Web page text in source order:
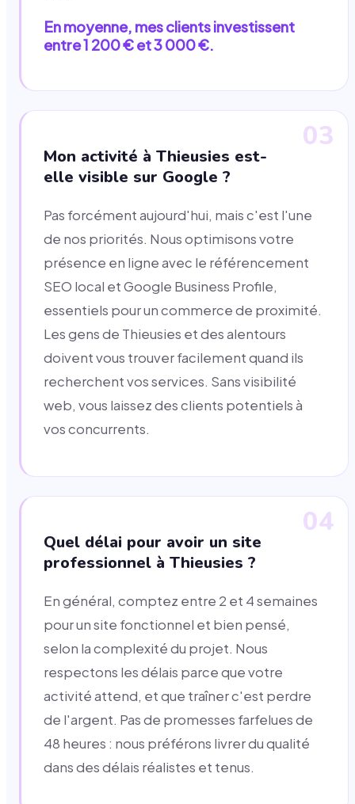
En moyenne, mes clients investissent
entre 1 200 € et 3 000 €.
03
Mon activité à Thieusies est-
elle visible sur Google ?
Pas forcément aujourd'hui, mais c'est l'une
de nos priorités. Nous optimisons votre
présence en ligne avec le référencement
SEO local et Google Business Profile,
essentiels pour un commerce de proximité.
Les gens de Thieusies et des alentours
doivent vous trouver facilement quand ils
recherchent vos services. Sans visibilité
web, vous laissez des clients potentiels à
vos concurrents.
04
Quel délai pour avoir un site
professionnel à Thieusies ?
En général, comptez entre 2 et 4 semaines
pour un site fonctionnel et bien pensé,
selon la complexité du projet. Nous
respectons les délais parce que votre
activité attend, et que traîner c'est perdre
de l'argent. Pas de promesses farfelues de
48 heures : nous préférons livrer du qualité
dans des délais réalistes et tenus.